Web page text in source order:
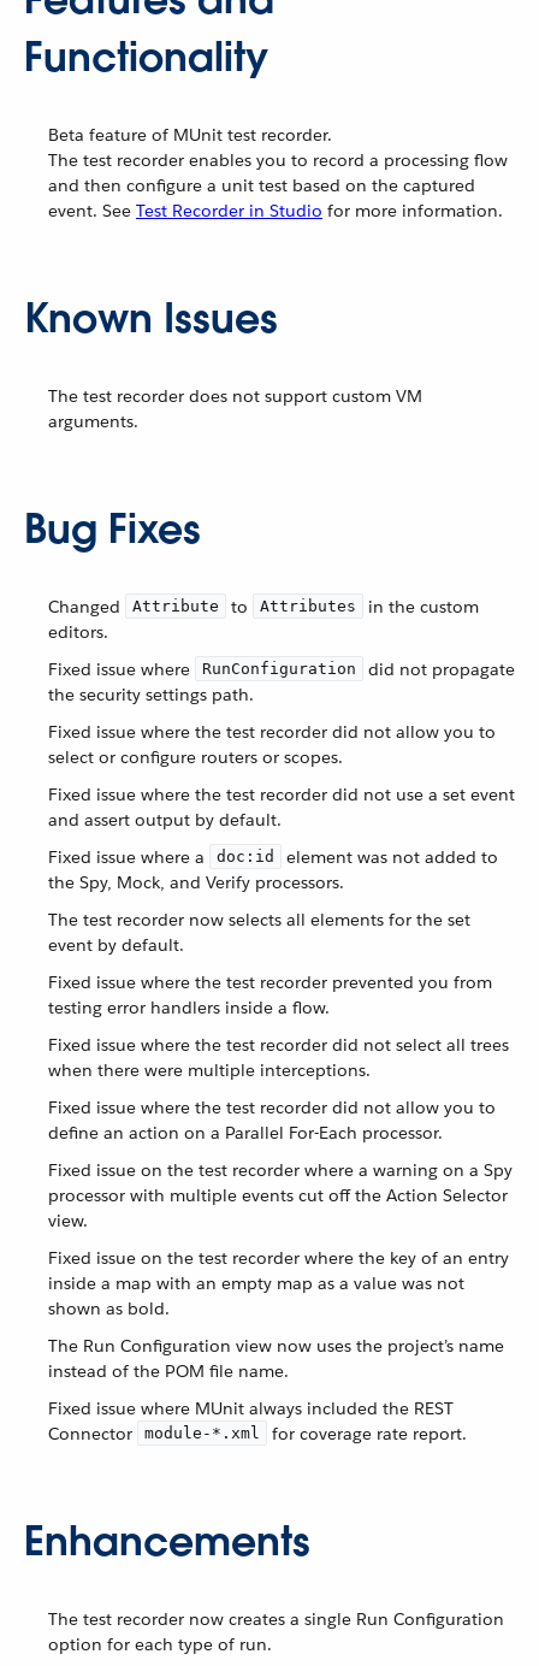
Functionality
Beta feature of MUnit test recorder.
The test recorder enables you to record a processing flow
and then configure a unit test based on the captured
event. See Test Recorder in Studio for more information.
Known Issues
The test recorder does not support custom VM
arguments.
Bug Fixes
Changed Attribute to Attributes
in the custom
editors.
Fixed issue where
RunConfiguration
did not propagate
the security settings path.
Fixed issue where the test recorder did not allow you to
select or configure routers or scopes.
Fixed issue where the test recorder did not use a set event
and assert output by default.
Fixed issue where a
doc:id
element was not added to
the Spy, Mock, and Verify processors.
The test recorder now selects all elements for the set
event by default.
Fixed issue where the test recorder prevented you from
testing error handlers inside a flow.
Fixed issue where the test recorder did not select all trees
when there were multiple interceptions.
Fixed issue where the test recorder did not allow you to
define an action on a Parallel For-Each processor.
Fixed issue on the test recorder where a warning on a Spy
processor with multiple events cut off the Action Selector
view.
Fixed issue on the test recorder where the key of an entry
inside a map with an empty map as a value was not
shown as bold.
The Run Configuration view now uses the project’s name
instead of the POM file name.
Fixed issue where MUnit always included the REST
Connector
module-*.xml for coverage rate report.
Enhancements
The test recorder now creates a single Run Configuration
option for each type of run.